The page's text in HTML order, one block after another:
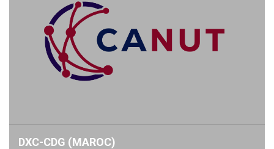
DXC-CDG (MAROC)